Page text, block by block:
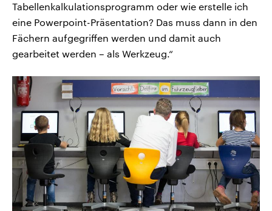
Tabellenkalkulationsprogramm oder wie erstelle ich
eine Powerpoint-Präsentation? Das muss dann in den
Fächern aufgegriffen werden und damit auch
gearbeitet werden – als Werkzeug.“